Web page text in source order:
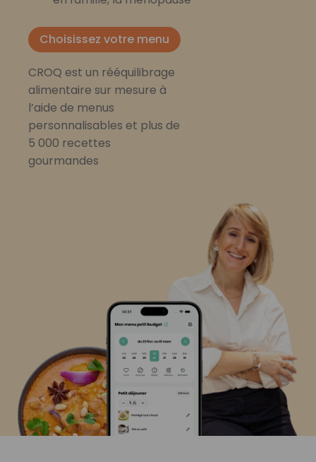
Choisissez votre menu
CROQ est un rééquilibrage
alimentaire sur mesure à
l’aide de menus
personnalisables et plus de
5 000 recettes
gourmandes